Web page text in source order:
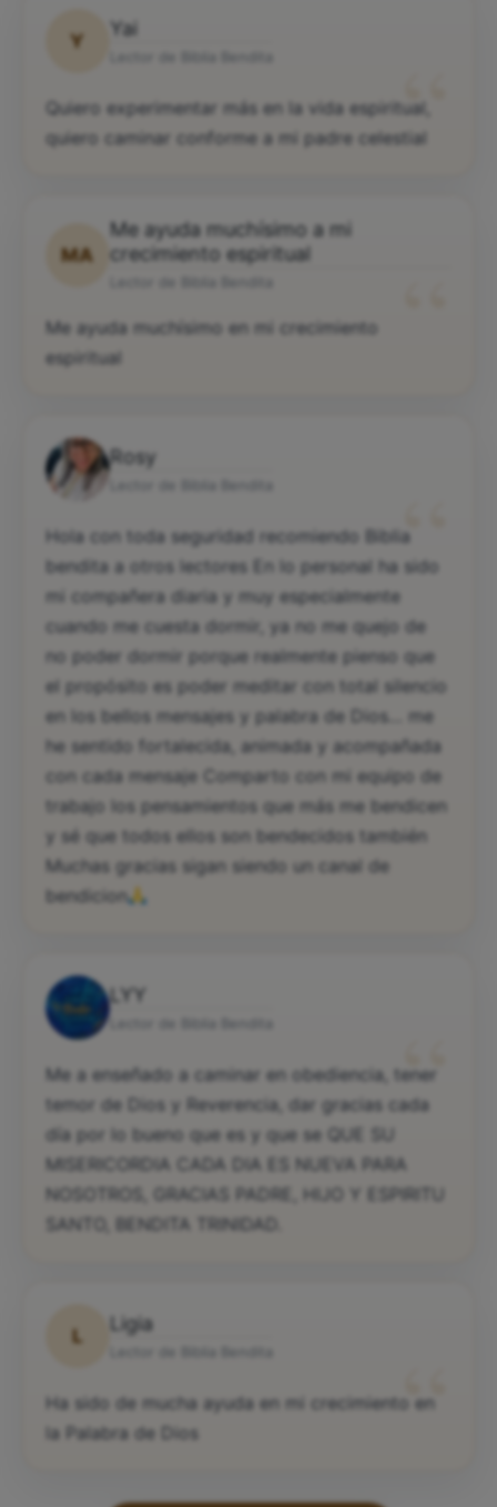
Y
Yai
“
Quiero experimentar más en la vida espiritual,
quiero caminar conforme a mi padre celestial
MA
Me ayuda muchísimo a mi
crecimiento espiritual
Me ayuda muchísimo en mi crecimiento
espiritual
Rosy
“
Hola con toda seguridad recomiendo Biblia
bendita a otros lectores En lo personal ha sido
mi compañera diaria y muy especialmente
cuando me cuesta dormir, ya no me quejo de
no poder dormir porque realmente pienso que
el propósito es poder meditar con total silencio
en los bellos mensajes y palabra de Dios… me
he sentido fortalecida, animada y acompañada
con cada mensaje Comparto con mi equipo de
trabajo los pensamientos que más me bendicen
y sé que todos ellos son bendecidos también
Muchas gracias sigan siendo un canal de
bendicion
LYY
“
Me a enseñado a caminar en obediencia, tener
temor de Dios y Reverencia, dar gracias cada
día por lo bueno que es y que se QUE SU
MISERICORDIA CADA DIA ES NUEVA PARA
NOSOTROS, GRACIAS PADRE, HIJO Y ESPIRITU
SANTO, BENDITA TRINIDAD.
L
Ligia
“
Ha sido de mucha ayuda en mi crecimiento en
la Palabra de Dios